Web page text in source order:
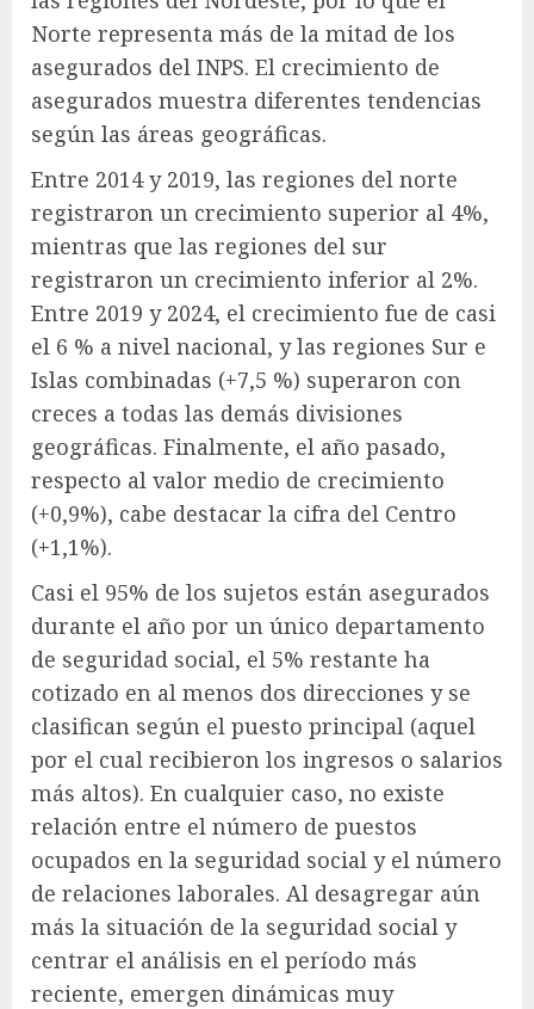
Norte representa más de la mitad de los
asegurados del INPS. El crecimiento de
asegurados muestra diferentes tendencias
según las áreas geográficas.
Entre 2014 y 2019, las regiones del norte
registraron un crecimiento superior al 4%,
mientras que las regiones del sur
registraron un crecimiento inferior al 2%.
Entre 2019 y 2024, el crecimiento fue de casi
el 6 % a nivel nacional, y las regiones Sur e
Islas combinadas (+7,5 %) superaron con
creces a todas las demás divisiones
geográficas. Finalmente, el año pasado,
respecto al valor medio de crecimiento
(+0,9%), cabe destacar la cifra del Centro
(+1,1%).
Casi el 95% de los sujetos están asegurados
durante el año por un único departamento
de seguridad social, el 5% restante ha
cotizado en al menos dos direcciones y se
clasifican según el puesto principal (aquel
por el cual recibieron los ingresos o salarios
más altos). En cualquier caso, no existe
relación entre el número de puestos
ocupados en la seguridad social y el número
de relaciones laborales. Al desagregar aún
más la situación de la seguridad social y
centrar el análisis en el período más
reciente, emergen dinámicas muy